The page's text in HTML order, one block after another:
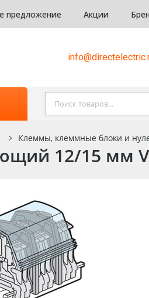
предложение Акции
Клеммы, клеммные блоки и
12/15 мм